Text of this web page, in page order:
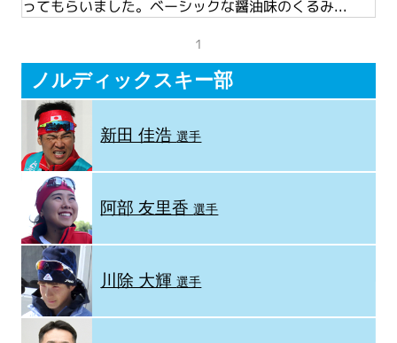
ってもらいました。ベーシックな醤油味のくるみ...
1
ノルディックスキー部
新田 佳浩選手
阿部 友里香選手
川除 大輝選手